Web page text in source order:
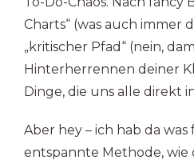
Charts“ (was auch immer
„kritischer Pfad“ (nein,
Hinterherrennen deiner
Dinge, die uns alle direkt
Aber hey – ich hab da
entspannte Methode, wie